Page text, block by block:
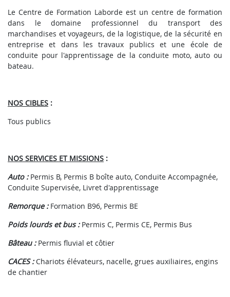
Le Centre de Formation Laborde est un centre de formation
dans le domaine professionnel du transport des
marchandises et voyageurs, de la logistique, de la sécurité en
entreprise et dans les travaux publics et une école de
conduite pour l'apprentissage de la conduite moto, auto ou
bateau.
NOS CIBLES :
Tous publics
NOS SERVICES ET MISSIONS :
Auto : Permis B, Permis B boîte auto, Conduite Accompagnée,
Conduite Supervisée, Livret d'apprentissage
Remorque :Formation B96, Permis BE
Poids lourds et bus : Permis C, Permis CE, Permis Bus
Bâteau : Permis fluvial et côtier
CACES :Chariots élévateurs, nacelle, grues auxiliaires, engins
de chantier